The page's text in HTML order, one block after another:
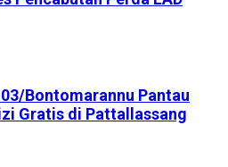
Bontomarannu Pantau
Gratis di Pattallassang